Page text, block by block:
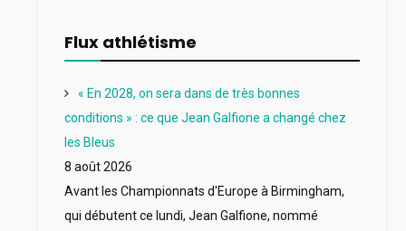
Flux athlétisme
« En 2028, on sera dans de très bonnes
conditions » : ce que Jean Galfione a changé chez
les Bleus
8 août 2026
Avant les Championnats d'Europe à Birmingham,
qui débutent ce lundi, Jean Galfione, nommé